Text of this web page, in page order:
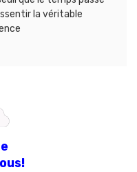
la véritable